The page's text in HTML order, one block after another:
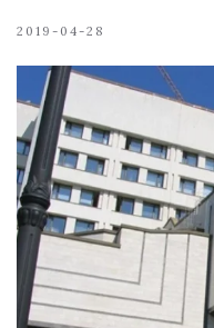
2019-04-28